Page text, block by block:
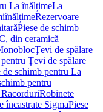
La înălțimeLa
Rezervoare
Piese de schimb
din ceramică
Ţevi de spălare
Ţevi de spălare
de schimb pentru La
pentru
Robinete
încastrate SigmaPiese